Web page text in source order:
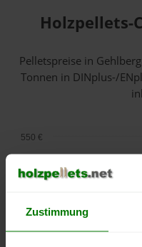
Zustimmung
Holzpellets-
Pelletspreise in
Tonnen in DINplus-/
500 €
550 €